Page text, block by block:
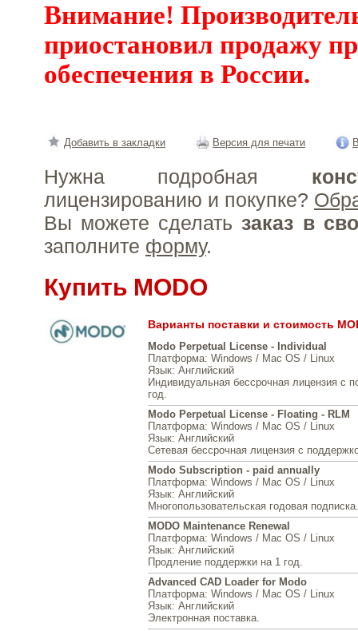
Внимание!
приостановил продажу
обеспечения в России.
Добавить в закладки Версия для печати
Нужна подробная
лицензированию и покупке?
Вы можете сделать заказ в
заполните форму.
Купить MODO
Варианты поставки и стоимость
Modo Perpetual License - Individual
Платформа: Windows / Mac OS / Linux
Язык: Английский
Индивидуальная бессрочная лицензия с
год.
Modo Perpetual License - Floating - RLM
Платформа: Windows / Mac OS / Linux
Язык: Английский
Сетевая бессрочная лицензия с
Modo Subscription - paid annually
Платформа: Windows / Mac OS / Linux
Язык: Английский
Многопользовательская годовая подписка.
MODO Maintenance Renewal
Платформа: Windows / Mac OS / Linux
Язык: Английский
Продление поддержки на 1 год.
Advanced CAD Loader for Modo
Платформа: Windows / Mac OS / Linux
Язык: Английский
Электронная поставка.